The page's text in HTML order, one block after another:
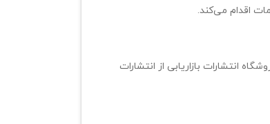
اقدام می‌کند.
انتشارات بازاریابی از انتشارات